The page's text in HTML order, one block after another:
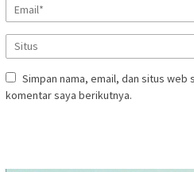
Simpan nama, email, dan situs web
komentar saya berikutnya.